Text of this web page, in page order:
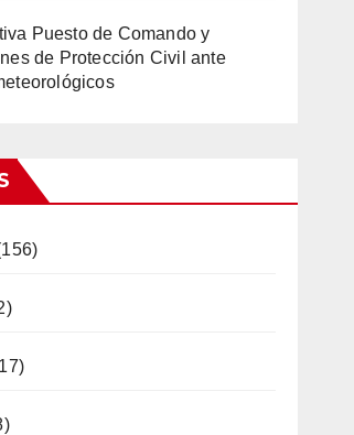
Puesto de Comando y
de Protección Civil ante